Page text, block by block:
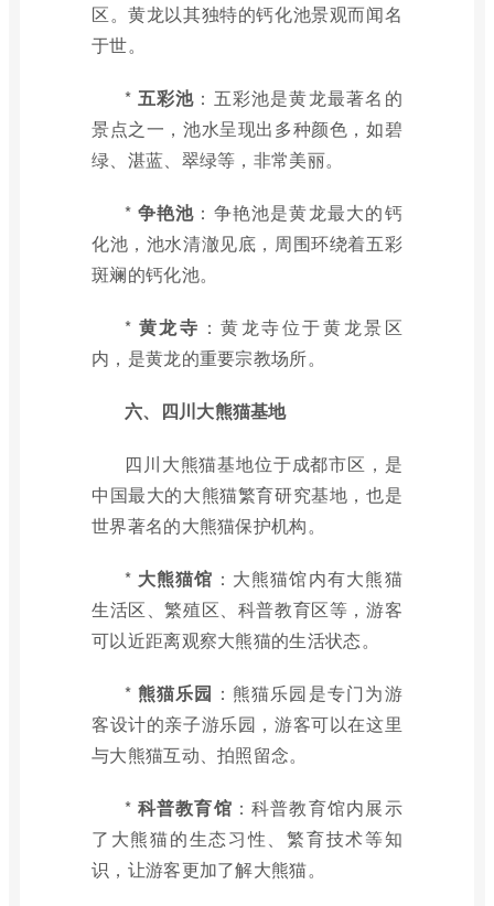
区。黄龙以其独特的钙化池景观而闻名
于世。
* 五彩池 ：五彩池是黄龙最著名的
景点之一，池水呈现出多种颜色，如碧
绿、湛蓝、翠绿等，非常美丽。
* 争艳池 ：争艳池是黄龙最大的钙
化池，池水清澈见底，周围环绕着五彩
斑斓的钙化池。
* 黄龙寺 ：黄龙寺位于黄龙景区
内，是黄龙的重要宗教场所。
六、四川大熊猫基地
四川大熊猫基地位于成都市区，是
中国最大的大熊猫繁育研究基地，也是
世界著名的大熊猫保护机构。
* 大熊猫馆 ：大熊猫馆内有大熊猫
生活区、繁殖区、科普教育区等，游客
可以近距离观察大熊猫的生活状态。
* 熊猫乐园 ：熊猫乐园是专门为游
客设计的亲子游乐园，游客可以在这里
与大熊猫互动、拍照留念。
* 科普教育馆 ：科普教育馆内展示
了大熊猫的生态习性、繁育技术等知
识，让游客更加了解大熊猫。